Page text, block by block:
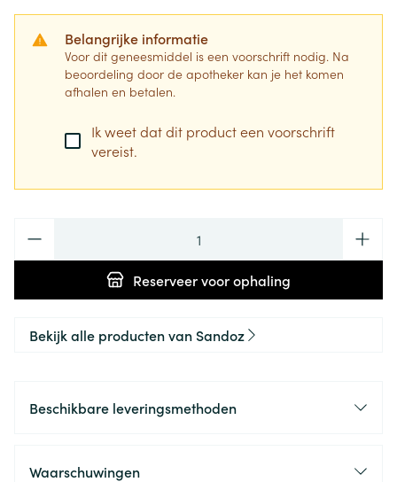
Belangrijke informatie
Voor dit geneesmiddel is een voorschrift nodig. Na
beoordeling door de apotheker kan je het komen
afhalen en betalen.
Ik weet dat dit product een voorschrift
vereist.
Reserveervoor ophaling
Bekijk alle producten van Sandoz
Beschikbare leveringsmethoden
Waarschuwingen